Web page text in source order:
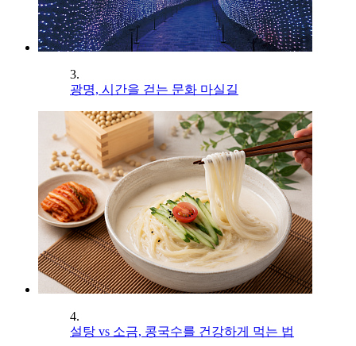
3.
광명, 시간을 걷는 문화 마실길
4.
설탕 vs 소금, 콩국수를 건강하게 먹는 법